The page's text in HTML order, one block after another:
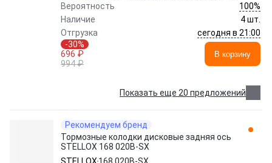
Вероятность
100%
Наличие
4 шт.
Отгрузка
сегодня в 21:00
-30%
696 ₽
994 ₽
В корзину
Показать еще 20 предложений
Рекомендуем бренд
Тормозные колодки дисковые задняя ось
STELLOX 168 020B-SX